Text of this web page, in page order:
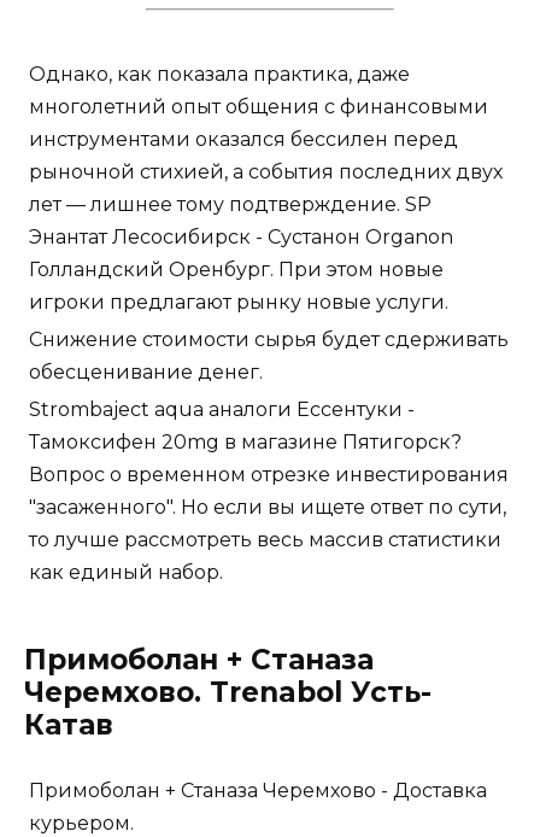
Однако, как показала практика, даже
многолетний опыт общения с финансовыми
инструментами оказался бессилен перед
рыночной стихией, а события последних двух
лет — лишнее тому подтверждение. SP
Энантат Лесосибирск - Сустанон Organon
Голландский Оренбург. При этом новые
игроки предлагают рынку новые услуги.
Снижение стоимости сырья будет сдерживать
обесценивание денег.
Strombaject aqua аналоги Ессентуки -
Тамоксифен 20mg в магазине Пятигорск?
Вопрос о временном отрезке инвестирования
"засаженного". Но если вы ищете ответ по сути,
то лучше рассмотреть весь массив статистики
как единый набор.
Примоболан + Станаза
Черемхово. Trenabol Усть-
Катав
Примоболан + Станаза Черемхово - Доставка
курьером.